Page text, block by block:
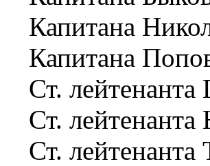
Капитана
Капитана
Ст.
Ст.
Ст. лейтенанта